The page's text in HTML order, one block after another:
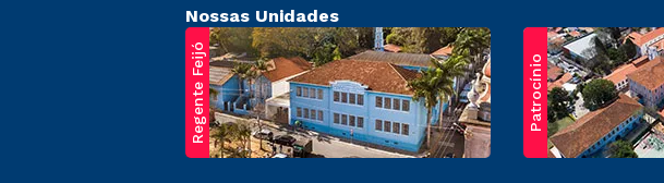
Nossas Unidades
Regente Feijó Patrocínio